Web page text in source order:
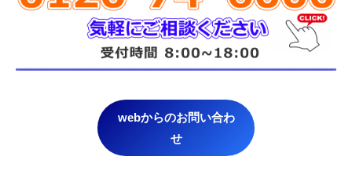
webからのお問い合わ
せ